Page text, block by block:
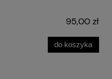
95,00 zł
do koszyka